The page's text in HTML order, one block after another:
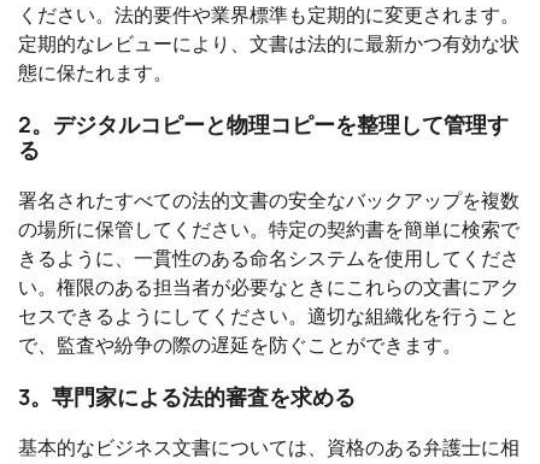
ください。法的要件や業界標準も定期的に変更されます。
定期的なレビューにより、文書は法的に最新かつ有効な状
態に保たれます。
2。デジタルコピーと物理コピーを整理して管理す
る
署名されたすべての法的文書の安全なバックアップを複数
の場所に保管してください。特定の契約書を簡単に検索で
きるように、一貫性のある命名システムを使用してくださ
い。権限のある担当者が必要なときにこれらの文書にアク
セスできるようにしてください。適切な組織化を行うこと
で、監査や紛争の際の遅延を防ぐことができます。
3。専門家による法的審査を求める
基本的なビジネス文書については、資格のある弁護士に相